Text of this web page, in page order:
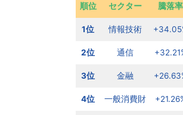
順位 セクター 騰落率
1位 情報技術
2位 通信
3位 金融
4位 一般消費財